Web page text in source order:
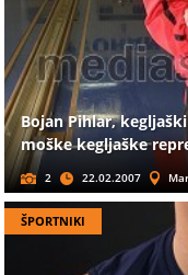
Bojan Pihlar,
moške kegljaške
2 22.02.2007
ŠPORTNIKI